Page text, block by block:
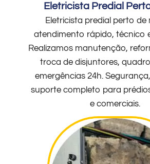
Eletricista Predial
Eletricista predial perto de
atendimento rápido, técnico
Realizamos manutenção,
troca de disjuntores,
emergências 24h.
suporte completo para
e comerciais.